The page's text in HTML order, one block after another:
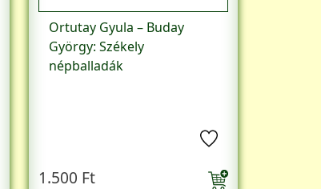
Ortutay Gyula – Buday
György: Székely
népballadák
1.500 Ft